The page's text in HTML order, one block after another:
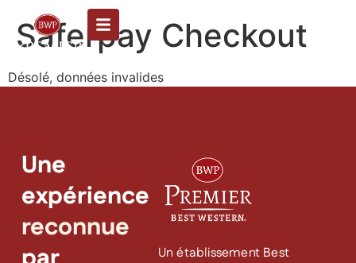
Saferpay Checkout
Désolé, données invalides
Une
expérience
reconnue
Un établissement Best